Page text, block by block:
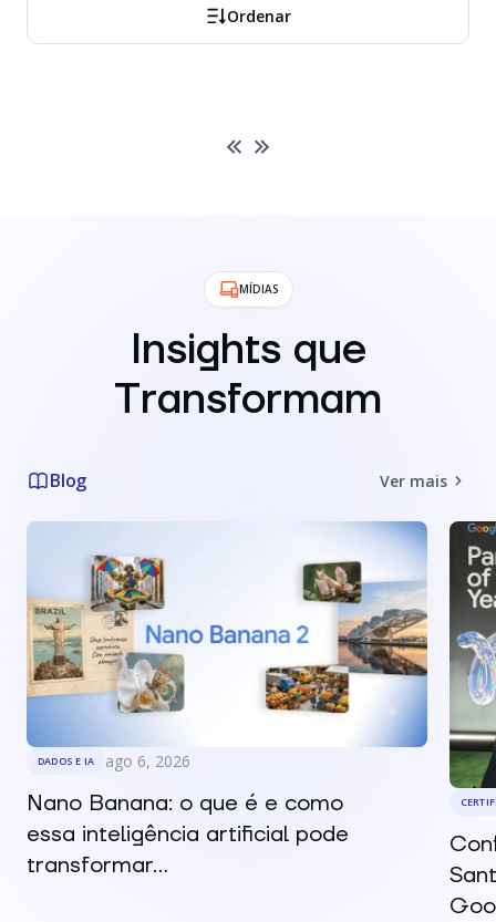
Ordenar
MÍDIAS
Insights que
Transformam
Blog Ver mais
DADOS E IA ago 6, 2026
Nano Banana: o que é e como
essa inteligência artificial pode
transformar...